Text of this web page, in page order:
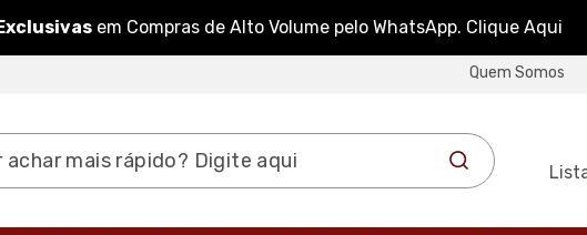
em Compras de Alto Volume pelo WhatsApp. Clique Aqui
Quem Somos